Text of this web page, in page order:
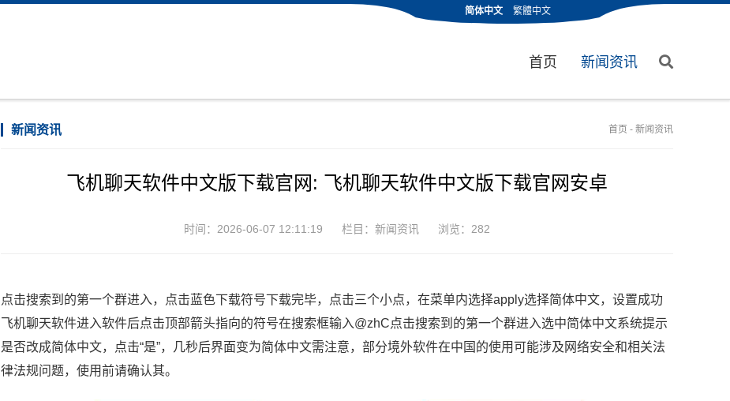
简体中文 繁體中文
首页 新闻资讯
新闻资讯 首页 - 新闻资讯
飞机聊天软件中文版下载官网: 飞机聊天软件中文版下载官网安卓
时间：2026-06-07 12:11:19 栏目： 新闻资讯 浏览：282
点击搜索到的第一个群进入，点击蓝色下载符号下载完毕，点击三个小点，在菜单内选择apply选择简体中文，设置成功
飞机聊天软件进入软件后点击顶部箭头指向的符号在搜索框输入@zhC点击搜索到的第一个群进入选中简体中文系统提示
是否改成简体中文，点击“是”，几秒后界面变为简体中文需注意，部分境外软件在中国的使用可能涉及网络安全和相关法
律法规问题，使用前请确认其。